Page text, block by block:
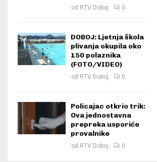
od RTV Doboj 0
DOBOJ: Ljetnja škola
plivanja okupila oko
150 polaznika
(FOTO/VIDEO)
od RTV Doboj 0
Policajac otkrio trik:
Ova jednostavna
prepreka usporiće
provalnike
od RTV Doboj 0